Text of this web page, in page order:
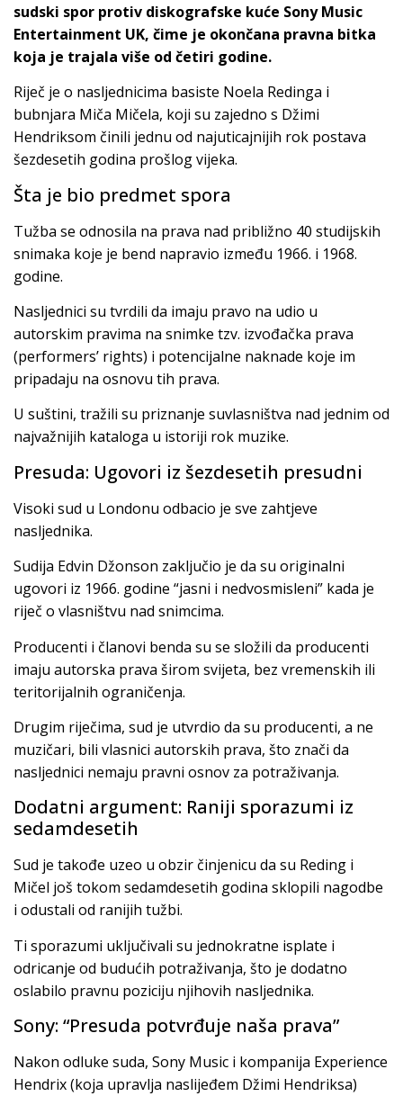
sudski spor protiv diskografske kuće Sony Music
Entertainment UK, čime je okončana pravna bitka
koja je trajala više od četiri godine.
Riječ je o nasljednicima basiste Noela Redinga i
bubnjara Miča Mičela, koji su zajedno s Džimi
Hendriksom činili jednu od najuticajnijih rok postava
šezdesetih godina prošlog vijeka.
Šta je bio predmet spora
Tužba se odnosila na prava nad približno 40 studijskih
snimaka koje je bend napravio između 1966. i 1968.
godine.
Nasljednici su tvrdili da imaju pravo na udio u
autorskim pravima na snimke tzv. izvođačka prava
(performers’ rights) i potencijalne naknade koje im
pripadaju na osnovu tih prava.
U suštini, tražili su priznanje suvlasništva nad jednim od
najvažnijih kataloga u istoriji rok muzike.
Presuda: Ugovori iz šezdesetih presudni
Visoki sud u Londonu odbacio je sve zahtjeve
nasljednika.
Sudija Edvin Džonson zaključio je da su originalni
ugovori iz 1966. godine “jasni i nedvosmisleni” kada je
riječ o vlasništvu nad snimcima.
Producenti i članovi benda su se složili da producenti
imaju autorska prava širom svijeta, bez vremenskih ili
teritorijalnih ograničenja.
Drugim riječima, sud je utvrdio da su producenti, a ne
muzičari, bili vlasnici autorskih prava, što znači da
nasljednici nemaju pravni osnov za potraživanja.
Dodatni argument: Raniji sporazumi iz
sedamdesetih
Sud je takođe uzeo u obzir činjenicu da su Reding i
Mičel još tokom sedamdesetih godina sklopili nagodbe
i odustali od ranijih tužbi.
Ti sporazumi uključivali su jednokratne isplate i
odricanje od budućih potraživanja, što je dodatno
oslabilo pravnu poziciju njihovih nasljednika.
Sony: “Presuda potvrđuje naša prava”
Nakon odluke suda, Sony Music i kompanija Experience
Hendrix (koja upravlja naslijeđem Džimi Hendriksa)